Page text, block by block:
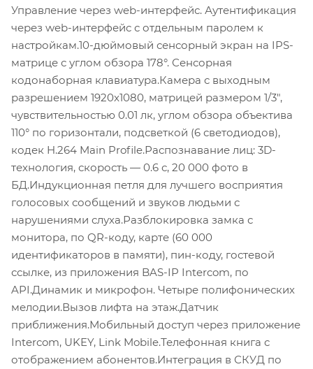
Управление через web-интерфейс. Аутентификация
через web-интерфейс с отдельным паролем к
настройкам.10-дюймовый сенсорный экран на IPS-
матрице с углом обзора 178°. Сенсорная
кодонаборная клавиатура.Камера с выходным
разрешением 1920x1080, матрицей размером 1/3",
чувствительностью 0.01 лк, углом обзора объектива
110° по горизонтали, подсветкой (6 светодиодов),
кодек H.264 Main Profile.Распознавание лиц: 3D-
технология, скорость — 0.6 с, 20 000 фото в
БД.Индукционная петля для лучшего восприятия
голосовых сообщений и звуков людьми с
нарушениями слуха.Разблокировка замка с
монитора, по QR-коду, карте (60 000
идентификаторов в памяти), пин-коду, гостевой
ссылке, из приложения BAS-IP Intercom, по
API.Динамик и микрофон. Четыре полифонических
мелодии.Вызов лифта на этаж.Датчик
приближения.Мобильный доступ через приложение
Intercom, UKEY, Link Mobile.Телефонная книга с
отображением абонентов.Интеграция в СКУД по